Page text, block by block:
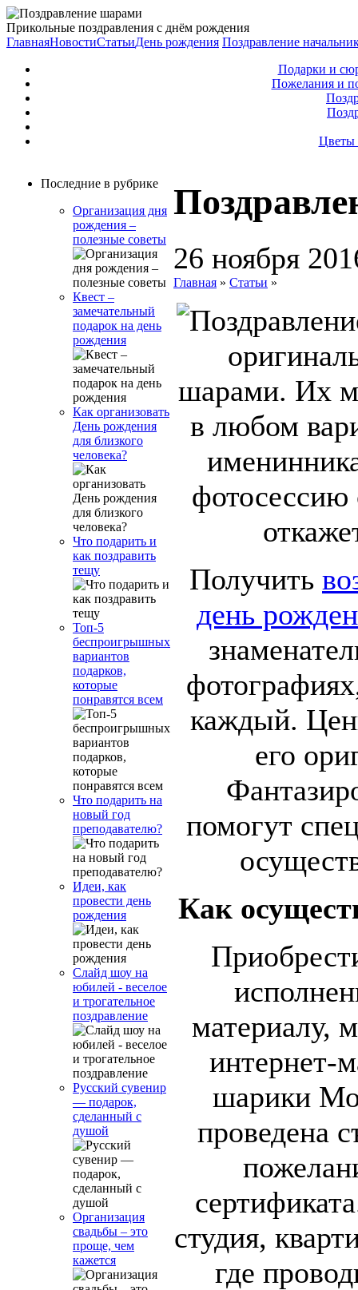
Прикольные поздравления с днём рождения
ГлавнаяНовостиСтатьиДень рождения Поздравление
Подарки и
Пожелания и
Цветы
Последние в рубрике
Организация дня
рождения –
полезные советы
Квест –
замечательный
подарок на день
рождения
Как организовать
День рождения
для близкого
человека?
Что подарить и
как поздравить
тещу
Топ-5
беспроигрышных
вариантов
подарков,
которые
понравятся всем
Что подарить на
новый год
преподавателю?
Идеи, как
провести день
рождения
Слайд шоу на
юбилей - веселое
и трогательное
поздравление
Русский сувенир
— подарок,
сделанный с
душой
Организация
свадьбы – это
проще, чем
кажется
26 ноября
Главная » Статьи »
шарами. Их
в любом
фотосессию
Получить
день
каждый.
его
помогут
Как
материалу,
интернет-
шарики
проведена
студия,
где